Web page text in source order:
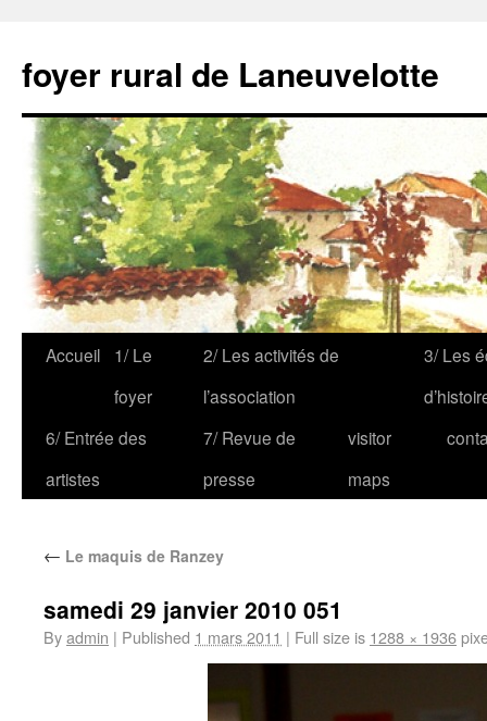
foyer rural de Laneuvelotte
Accueil
1/ Le
foyer
2/ Les activités de
l’association
3/ Les
6/ Entrée des
artistes
7/ Revue de
presse
visitor
maps
← Le maquis de Ranzey
samedi 29 janvier 2010 051
Byadmin | Published 1 mars 2011 | Full size is 1288 × 1936